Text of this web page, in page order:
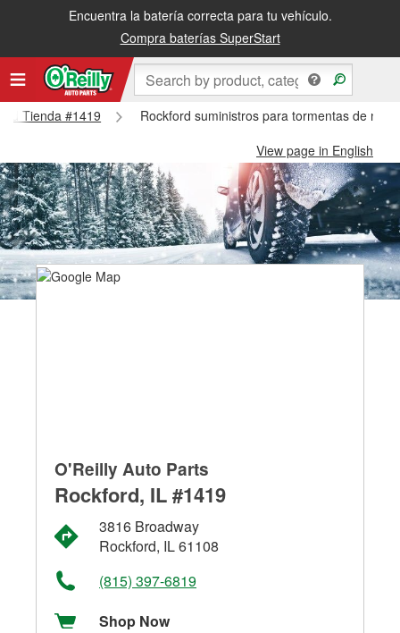
Encuentra la batería correcta para tu vehículo.
Compra baterías SuperStart
Tienda #1419
Rockford suministros para tormentas de
View page in English
O'Reilly Auto Parts
Rockford, IL #1419
3816 Broadway
Rockford, IL 61108
(815) 397-6819
Shop Now